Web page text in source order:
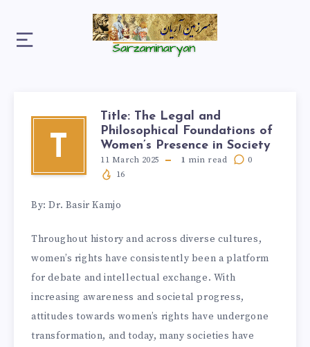
T
Title: The Legal and
Philosophical Foundations of
Women’s Presence in Society
11 March 2025 1 min read
0
16
By: Dr. Basir Kamjo
Throughout history and across diverse cultures,
women’s rights have consistently been a platform
for debate and intellectual exchange. With
increasing awareness and societal progress,
attitudes towards women’s rights have undergone
transformation, and today, many societies have